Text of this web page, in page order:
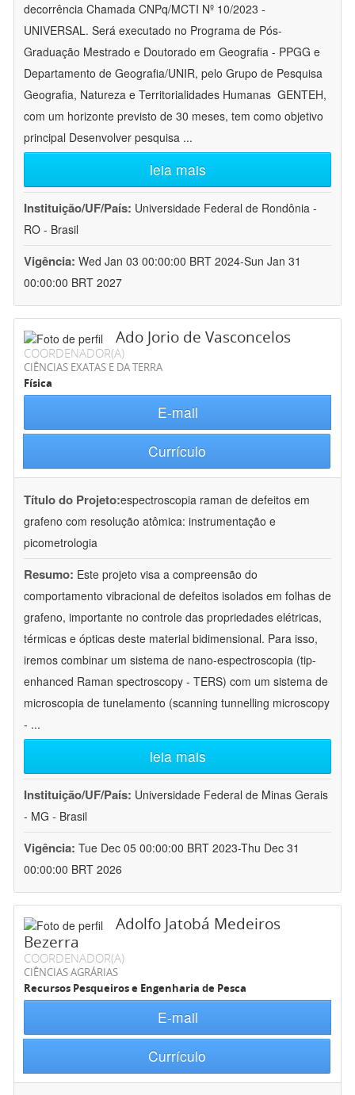
decorrência Chamada CNPq/MCTI Nº 10/2023 -
UNIVERSAL. Será executado no Programa de Pós-
Graduação Mestrado e Doutorado em Geografia - PPGG e
Departamento de Geografia/UNIR, pelo Grupo de Pesquisa
Geografia, Natureza e Territorialidades Humanas  GENTEH,
com um horizonte previsto de 30 meses, tem como objetivo
principal Desenvolver pesquisa ...
leia mais
Instituição/UF/País: Universidade Federal de Rondônia -
RO - Brasil
Vigência: Wed Jan 03 00:00:00 BRT 2024-Sun Jan 31
00:00:00 BRT 2027
Ado Jorio de Vasconcelos
COORDENADOR(A)
CIÊNCIAS EXATAS E DA TERRA
Física
E-mail
Currículo
Título do Projeto:espectroscopia raman de defeitos em
grafeno com resolução atômica: instrumentação e
picometrologia
Resumo: Este projeto visa a compreensão do
comportamento vibracional de defeitos isolados em folhas de
grafeno, importante no controle das propriedades elétricas,
térmicas e ópticas deste material bidimensional. Para isso,
iremos combinar um sistema de nano-espectroscopia (tip-
enhanced Raman spectroscopy - TERS) com um sistema de
microscopia de tunelamento (scanning tunnelling microscopy
- ...
leia mais
Instituição/UF/País: Universidade Federal de Minas Gerais
- MG - Brasil
Vigência: Tue Dec 05 00:00:00 BRT 2023-Thu Dec 31
00:00:00 BRT 2026
Adolfo Jatobá Medeiros
Bezerra
COORDENADOR(A)
CIÊNCIAS AGRÁRIAS
Recursos Pesqueiros e Engenharia de Pesca
E-mail
Currículo